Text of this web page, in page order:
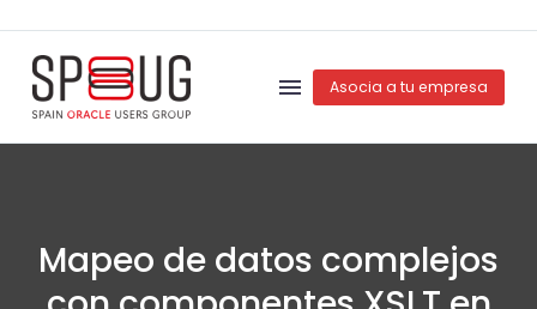
Asocia a tu empresa
Mapeo de datos complejos